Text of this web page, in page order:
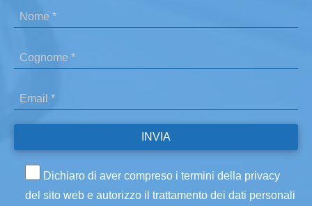
Dichiaro di aver compreso i termini della privacy
del sito web e autorizzo il trattamento dei dati personali